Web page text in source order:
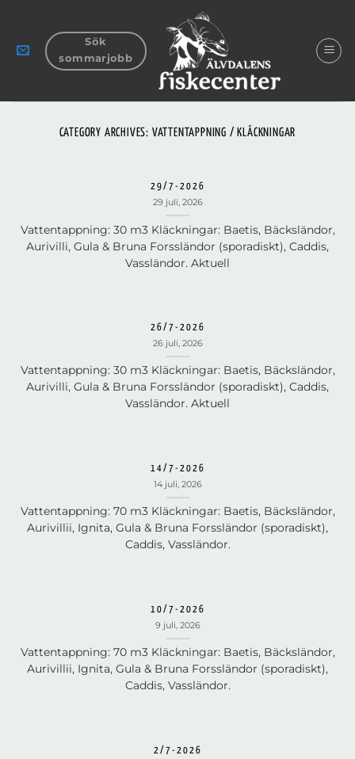
content
Sök
sommarjobb
CATEGORY ARCHIVES: VATTENTAPPNING / KLÄCKNINGAR
29/7-2026
29 juli, 2026
Vattentappning: 30 m3 Kläckningar: Baetis, Bäcksländor,
Aurivilli, Gula & Bruna Forssländor (sporadiskt), Caddis,
Vassländor. Aktuell
26/7-2026
26 juli, 2026
Vattentappning: 30 m3 Kläckningar: Baetis, Bäcksländor,
Aurivilli, Gula & Bruna Forssländor (sporadiskt), Caddis,
Vassländor. Aktuell
14/7-2026
14 juli, 2026
Vattentappning: 70 m3 Kläckningar: Baetis, Bäcksländor,
Aurivillii, Ignita, Gula & Bruna Forssländor (sporadiskt),
Caddis, Vassländor.
10/7-2026
9 juli, 2026
Vattentappning: 70 m3 Kläckningar: Baetis, Bäcksländor,
Aurivillii, Ignita, Gula & Bruna Forssländor (sporadiskt),
Caddis, Vassländor.
2/7-2026